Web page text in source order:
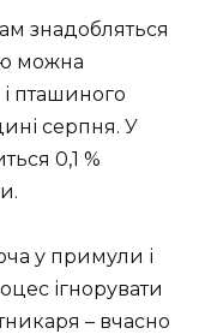
знадобляться
можна
пташиного
серпня. У
0,1 %
у примули і
ігнорувати
– вчасно